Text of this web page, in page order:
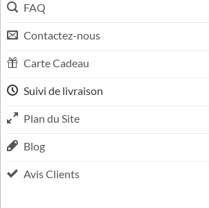
FAQ
Contactez-nous
Carte Cadeau
Suivi de livraison
Plan du Site
Blog
Avis Clients